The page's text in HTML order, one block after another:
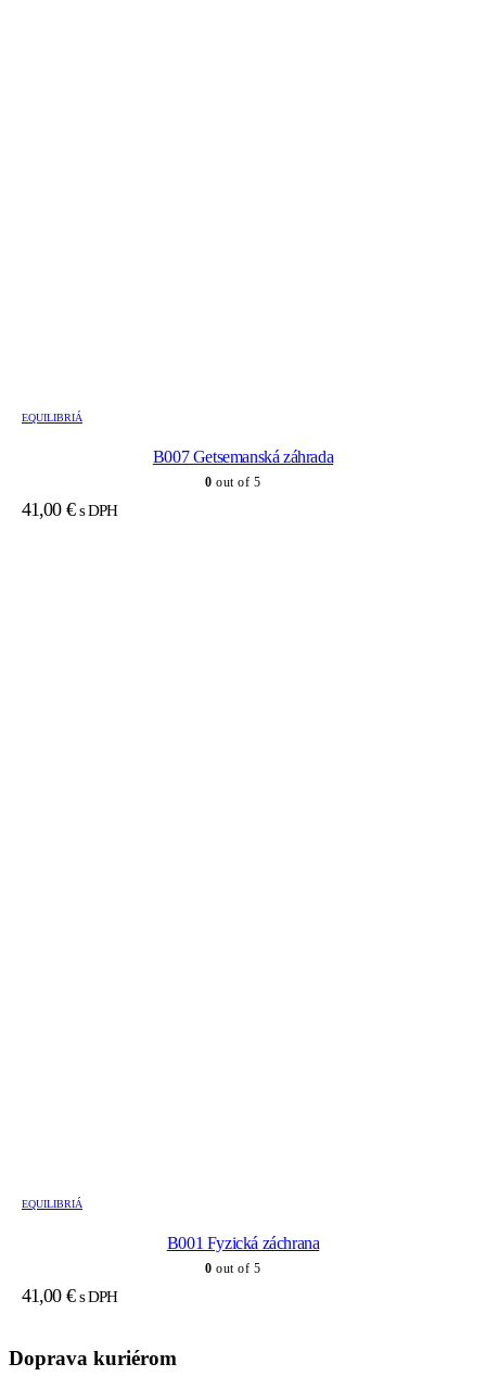
EQUILIBRIÁ
B007 Getsemanská záhrada
0 out of 5
41,00 € s DPH
EQUILIBRIÁ
B001 Fyzická záchrana
0 out of 5
41,00 € s DPH
Doprava kuriérom